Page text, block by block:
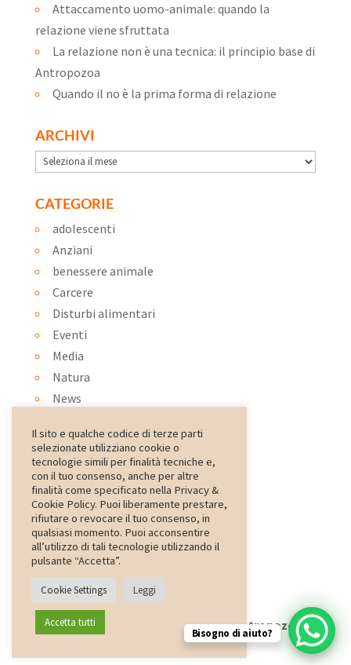
Attaccamento uomo-animale: quando la
relazione viene sfruttata
La relazione non è una tecnica: il principio base di
Antropozoa
Quando il no è la prima forma di relazione
ARCHIVI
Archivi
CATEGORIE
adolescenti
Anziani
benessere animale
Carcere
Disturbi alimentari
Eventi
Media
Natura
News
Ospedale
Pet therapy
psiconatura
Rassegna Stampa
Scuola
special
Web Design - CopyrightAntropozoa
2024
Il sito e qualche codice di terze parti
selezionate utilizziano cookie o
tecnologie simili per finalità tecniche e,
con il tuo consenso, anche per altre
finalità come specificato nella Privacy &
Cookie Policy. Puoi liberamente prestare,
rifiutare o revocare il tuo consenso, in
qualsiasi momento. Puoi acconsentire
all’utilizzo di tali tecnologie utilizzando il
pulsante “Accetta”.
Cookie Settings Leggi
Accetta tutti
Bisogno di aiuto?